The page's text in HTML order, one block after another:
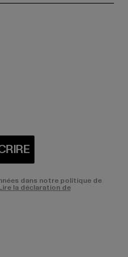
dans notre politique de
la déclaration de